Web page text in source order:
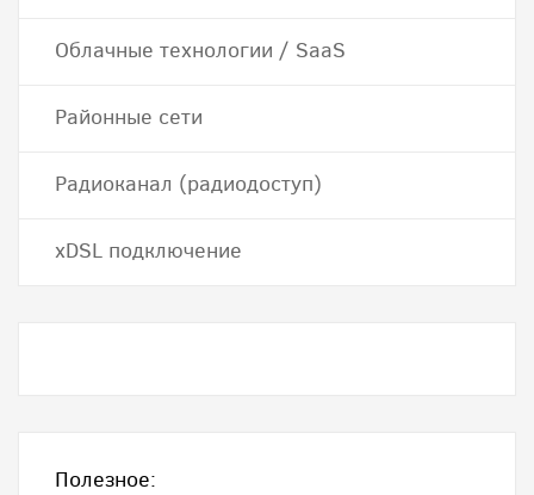
Облачные технологии / SaaS
Районные сети
Радиоканал (радиодоступ)
хDSL подключение
Полезное: